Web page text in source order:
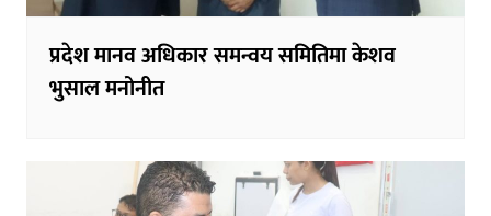
प्रदेश मानव अधिकार समन्वय समितिमा केशव
भुसाल मनोनीत